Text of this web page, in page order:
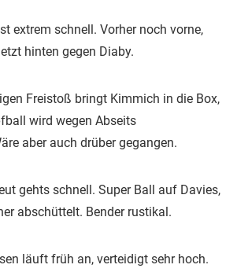
extrem schnell. Vorher noch vorne,
hinten gegen Diaby.
Freistoß bringt Kimmich in die Box,
wird wegen Abseits
aber auch drüber gegangen.
gehts schnell. Super Ball auf Davies,
abschüttelt. Bender rustikal.
läuft früh an, verteidigt sehr hoch.